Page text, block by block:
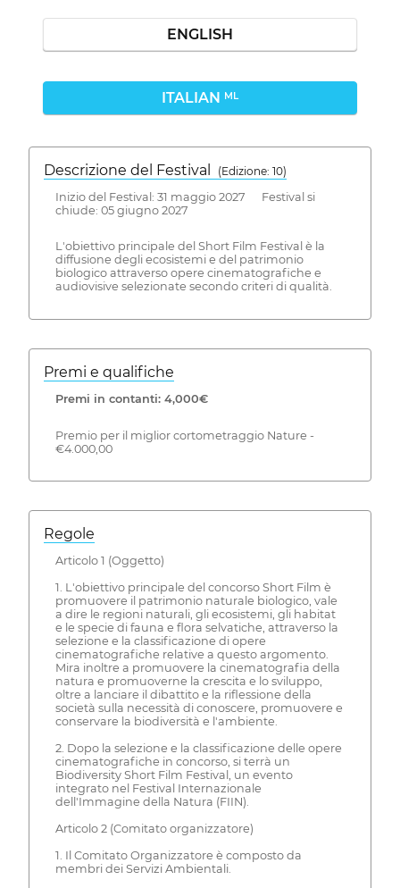
ENGLISH
ITALIAN ML
Descrizione del Festival
( Edizione: 10)
Inizio del Festival: 31 maggio 2027 Festival si
chiude: 05 giugno 2027
L'obiettivo principale del Short Film Festival è la
diffusione degli ecosistemi e del patrimonio
biologico attraverso opere cinematografiche e
audiovisive selezionate secondo criteri di qualità.
Premi e qualifiche
Premi in contanti: 4,000€
Premio per il miglior cortometraggio Nature -
€4.000,00
Regole
Articolo 1 (Oggetto)
1. L'obiettivo principale del concorso Short Film è
promuovere il patrimonio naturale biologico, vale
a dire le regioni naturali, gli ecosistemi, gli habitat
e le specie di fauna e flora selvatiche, attraverso la
selezione e la classificazione di opere
cinematografiche relative a questo argomento.
Mira inoltre a promuovere la cinematografia della
natura e promuoverne la crescita e lo sviluppo,
oltre a lanciare il dibattito e la riflessione della
società sulla necessità di conoscere, promuovere e
conservare la biodiversità e l'ambiente.
2. Dopo la selezione e la classificazione delle opere
cinematografiche in concorso, si terrà un
Biodiversity Short Film Festival, un evento
integrato nel Festival Internazionale
dell'Immagine della Natura (FIIN).
Articolo 2 (Comitato organizzatore)
1. Il Comitato Organizzatore è composto da
membri dei Servizi Ambientali.